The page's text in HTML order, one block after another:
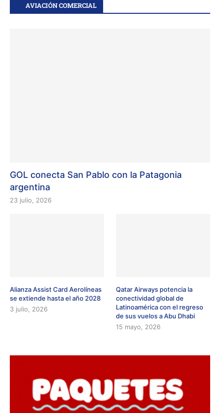
AVIACIÓN COMERCIAL
GOL conecta San Pablo con la Patagonia
argentina
23 julio, 2026
Alianza Assist Card Aerolíneas
se extiende hasta el año 2028
3 julio, 2026
Qatar Airways potencia la
conectividad global de
Latinoamérica con el regreso
de sus vuelos a Abu Dhabi
15 mayo, 2026